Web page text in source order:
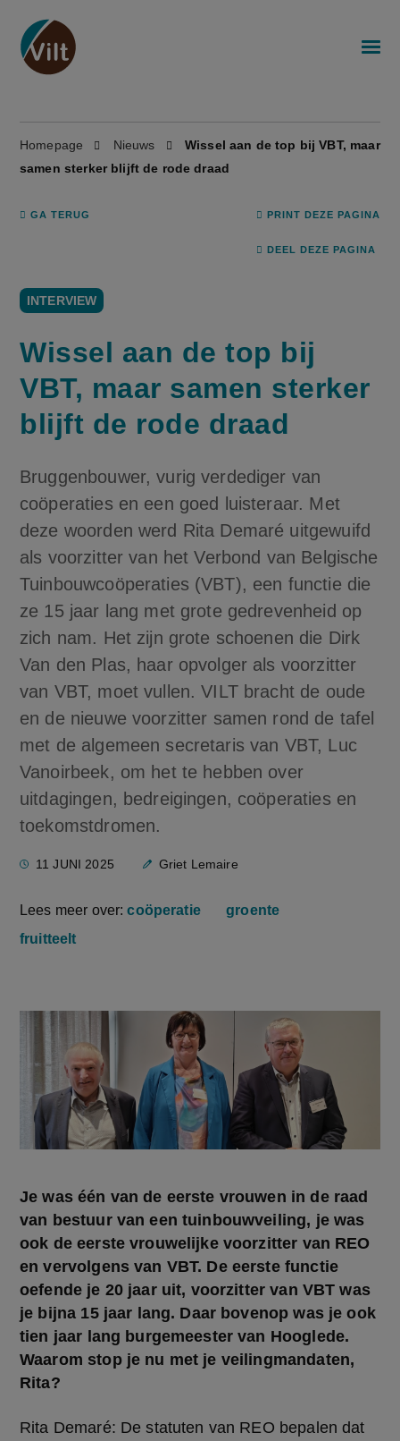
Homepage Nieuws
Wissel aan de top bij VBT, maar
samen sterker blijft de rode draad
GA TERUG PRINT DEZE PAGINA
DEEL DEZE PAGINA
INTERVIEW
Wissel aan de top bij
VBT, maar samen sterker
blijft de rode draad
Bruggenbouwer, vurig verdediger van
coöperaties en een goed luisteraar. Met
deze woorden werd Rita Demaré uitgewuifd
als voorzitter van het Verbond van Belgische
Tuinbouwcoöperaties (VBT), een functie die
ze 15 jaar lang met grote gedrevenheid op
zich nam. Het zijn grote schoenen die Dirk
Van den Plas, haar opvolger als voorzitter
van VBT, moet vullen. VILT bracht de oude
en de nieuwe voorzitter samen rond de tafel
met de algemeen secretaris van VBT, Luc
Vanoirbeek, om het te hebben over
uitdagingen, bedreigingen, coöperaties en
toekomstdromen.
11 JUNI 2025 Griet Lemaire
Lees meer over:coöperatie
groente
fruitteelt
Je was één van de eerste vrouwen in de raad
van bestuur van een tuinbouwveiling, je was
ook de eerste vrouwelijke voorzitter van REO
en vervolgens van VBT. De eerste functie
oefende je 20 jaar uit, voorzitter van VBT was
je bijna 15 jaar lang. Daar bovenop was je ook
tien jaar lang burgemeester van Hooglede.
Waarom stop je nu met je veilingmandaten,
Rita?
Rita Demaré: De statuten van REO bepalen dat